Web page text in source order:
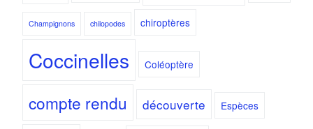
Champignons chilopodes chiroptères
Coccinelles Coléoptère
compte rendu découverte Espèces